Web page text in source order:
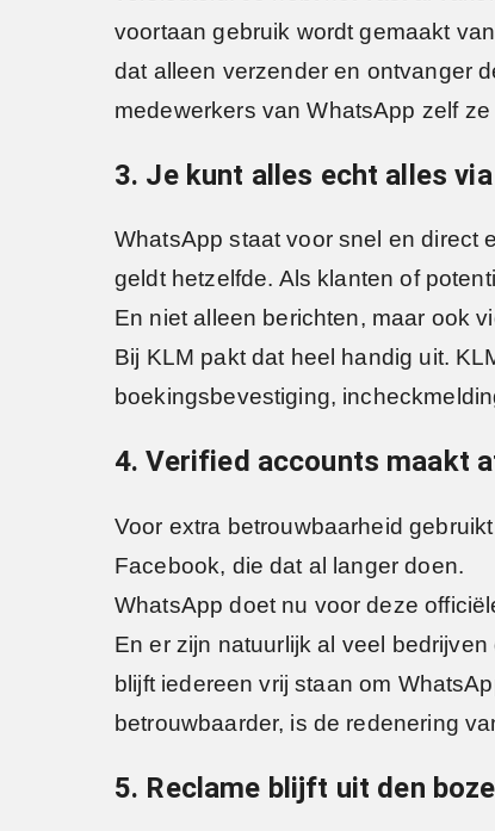
voortaan gebruik wordt gemaakt
dat alleen verzender en ontvanger
medewerkers van WhatsApp zelf
3. Je kunt alles echt alles
WhatsApp staat voor snel en direct
geldt hetzelfde. Als klanten of
En niet alleen berichten, maar ook
Bij KLM pakt dat heel handig uit.
boekingsbevestiging,
4. Verified accounts maakt
Voor extra betrouwbaarheid
Facebook, die dat al langer doen.
WhatsApp doet nu voor deze
En er zijn natuurlijk al veel
blijft iedereen vrij staan om
betrouwbaarder, is de redenering
5. Reclame blijft uit den